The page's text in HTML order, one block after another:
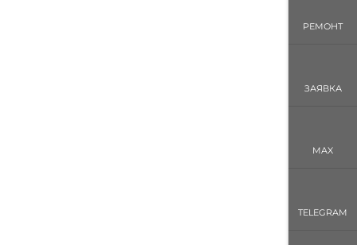
РЕМОНТ
ЗАЯВКА
MAX
TELEGRAM